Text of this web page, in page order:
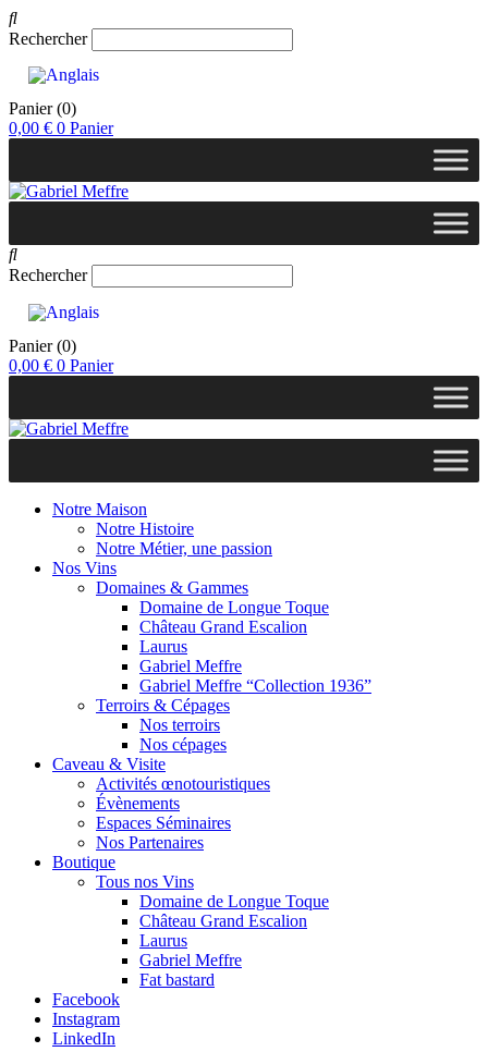
Rechercher
Panier (0)
0,00 € 0 Panier
Rechercher
Panier (0)
0,00 € 0 Panier
Notre Maison
Notre Histoire
Notre Métier, une passion
Nos Vins
Domaines & Gammes
Domaine de Longue Toque
Château Grand Escalion
Laurus
Gabriel Meffre
Gabriel Meffre “Collection 1936”
Terroirs & Cépages
Nos terroirs
Nos cépages
Caveau & Visite
Activités œnotouristiques
Évènements
Espaces Séminaires
Nos Partenaires
Boutique
Tous nos Vins
Domaine de Longue Toque
Château Grand Escalion
Laurus
Gabriel Meffre
Fat bastard
Facebook
Instagram
LinkedIn